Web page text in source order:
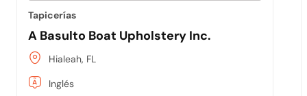
Tapicerías
A Basulto Boat Upholstery Inc.
Hialeah, FL
Inglés